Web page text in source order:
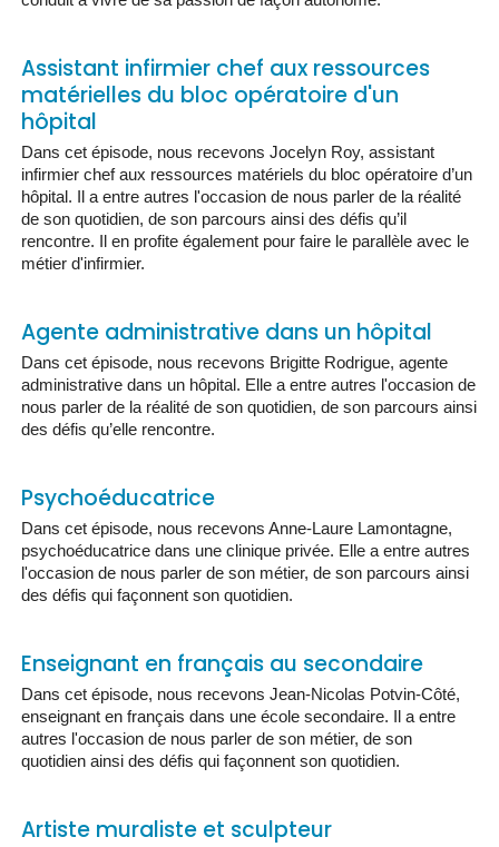
Assistant infirmier chef aux ressources
matérielles du bloc opératoire d'un
hôpital
Dans cet épisode, nous recevons Jocelyn Roy, assistant
infirmier chef aux ressources matériels du bloc opératoire d’un
hôpital. Il a entre autres l'occasion de nous parler de la réalité
de son quotidien, de son parcours ainsi des défis qu’il
rencontre. Il en profite également pour faire le parallèle avec le
métier d'infirmier.
Agente administrative dans un hôpital
Dans cet épisode, nous recevons Brigitte Rodrigue, agente
administrative dans un hôpital. Elle a entre autres l'occasion de
nous parler de la réalité de son quotidien, de son parcours ainsi
des défis qu’elle rencontre.
Psychoéducatrice
Dans cet épisode, nous recevons Anne-Laure Lamontagne,
psychoéducatrice dans une clinique privée. Elle a entre autres
l'occasion de nous parler de son métier, de son parcours ainsi
des défis qui façonnent son quotidien.
Enseignant en français au secondaire
Dans cet épisode, nous recevons Jean-Nicolas Potvin-Côté,
enseignant en français dans une école secondaire. Il a entre
autres l'occasion de nous parler de son métier, de son
quotidien ainsi des défis qui façonnent son quotidien.
Artiste muraliste et sculpteur